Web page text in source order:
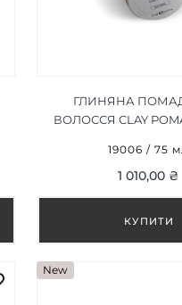
ГЛИНЯНА
ВОЛОССЯ CLAY
19006 / 75
1 010,00 ₴
New